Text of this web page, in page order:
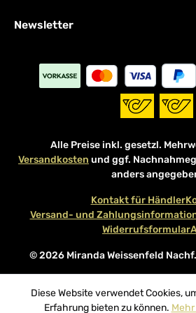
Newsletter
Alle Preise inkl. gesetzl.
Versandkosten und ggf.
anders
© 2026 Miranda Weissenfeld
Kontakt für Händler
Versand- und
Widerrufsformular
Diese Website verwendet Cookies,
Erfahrung bieten zu können.